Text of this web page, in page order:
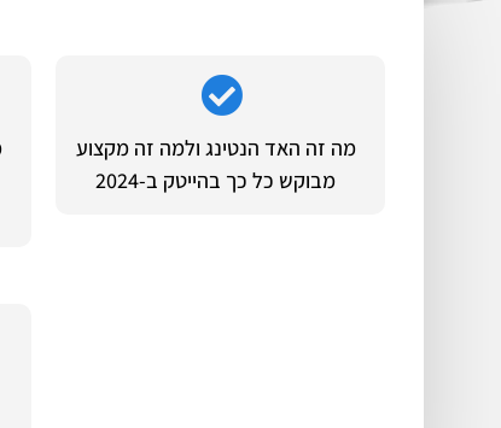
מה זה האד הנטינג ולמה זה מקצוע
מבוקש כל כך בהייטק ב-2024